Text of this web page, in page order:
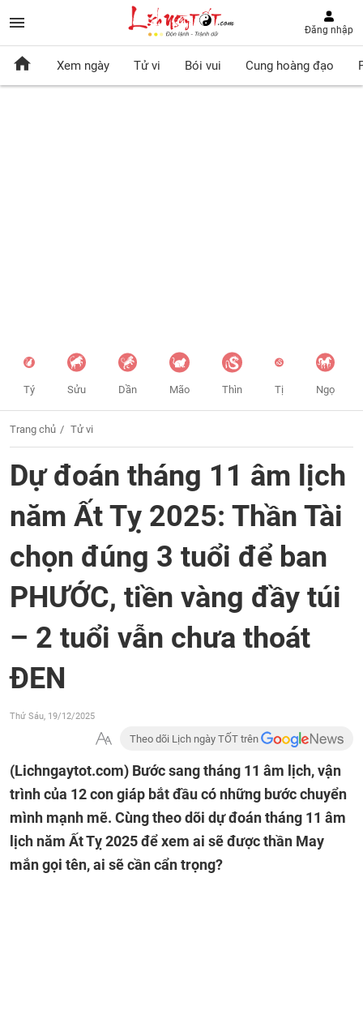
Đăng nhập
Xem ngày Tử vi Bói vui Cung hoàng đạo
Tý Sửu Dần Mão Thìn Tị Ngọ
Trang chủ Tử vi
Dự đoán tháng 11 âm lịch
năm Ất Tỵ 2025: Thần Tài
chọn đúng 3 tuổi để ban
PHƯỚC, tiền vàng đầy túi
– 2 tuổi vẫn chưa thoát
ĐEN
Thứ Sáu, 19/12/2025
Theo dõi Lịch ngày TỐT trên
(Lichngaytot.com) Bước sang tháng 11 âm lịch, vận
trình của 12 con giáp bắt đầu có những bước chuyển
mình mạnh mẽ. Cùng theo dõi dự đoán tháng 11 âm
lịch năm Ất Tỵ 2025 để xem ai sẽ được thần May
mắn gọi tên, ai sẽ cần cẩn trọng?